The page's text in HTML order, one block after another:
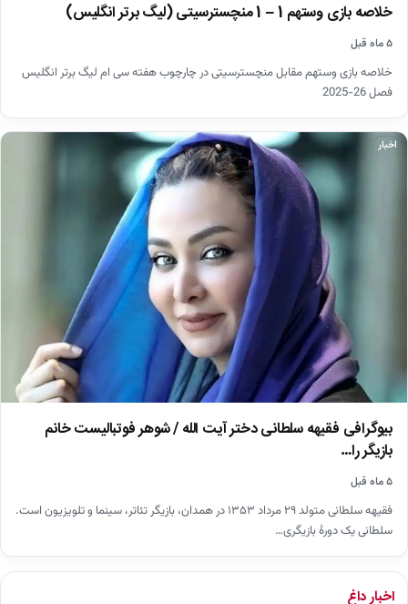
خلاصه بازی وستهم 1 – 1 منچسترسیتی (لیگ برتر انگلیس)
۵ ماه قبل
خلاصه بازی وستهم مقابل منچسترسیتی در چارچوب هفته سی ام لیگ برتر انگلیس
فصل 26-2025
اخبار
بیوگرافی فقیهه سلطانی دختر آیت الله / شوهر فوتبالیست خانم
بازیگر را…
۵ ماه قبل
فقیهه سلطانی متولد ۲۹ مرداد ۱۳۵۳ در همدان، بازیگر تئاتر، سینما و تلویزیون است.
سلطانی یک دورهٔ بازیگری…
اخبار داغ